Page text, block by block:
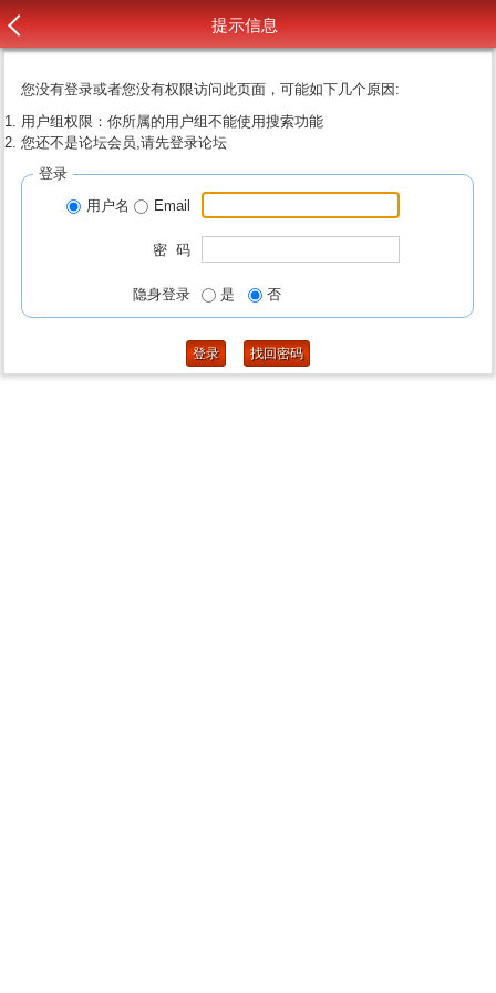
提示信息
您没有登录或者您没有权限访问此页面，可能如下几个原因:
用户组权限：你所属的用户组不能使用搜索功能
您还不是论坛会员,请先登录论坛
登录
用户名
Email
密 码
隐身登录 是 否